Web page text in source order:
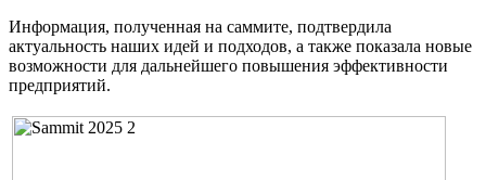
Информация, полученная на саммите, подтвердила
актуальность наших идей и подходов, а также показала новые
возможности для дальнейшего повышения эффективности
предприятий.